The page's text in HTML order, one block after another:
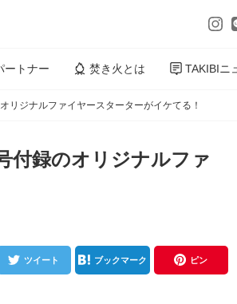
ートナー 焚き火とは TAKIBIニ
リジナルファイヤースターターがイケてる！
付録のオリジナルファ
ツイート ブックマーク ピン